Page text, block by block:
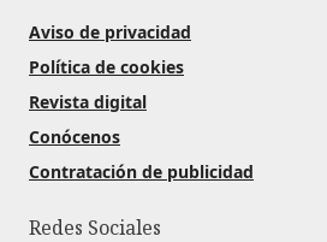
Aviso de privacidad
Política de cookies
Revista digital
Conócenos
Contratación de publicidad
Redes Sociales